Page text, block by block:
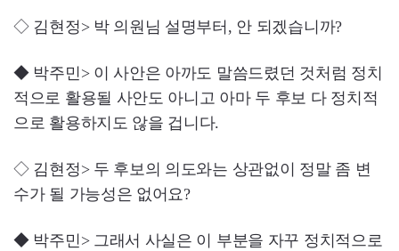
◇ 김현정> 박 의원님 설명부터, 안 되겠습니까?
◆ 박주민> 이 사안은 아까도 말씀드렸던 것처럼 정치
적으로 활용될 사안도 아니고 아마 두 후보 다 정치적
으로 활용하지도 않을 겁니다.
◇ 김현정> 두 후보의 의도와는 상관없이 정말 좀 변
수가 될 가능성은 없어요?
◆ 박주민> 그래서 사실은 이 부분을 자꾸 정치적으로